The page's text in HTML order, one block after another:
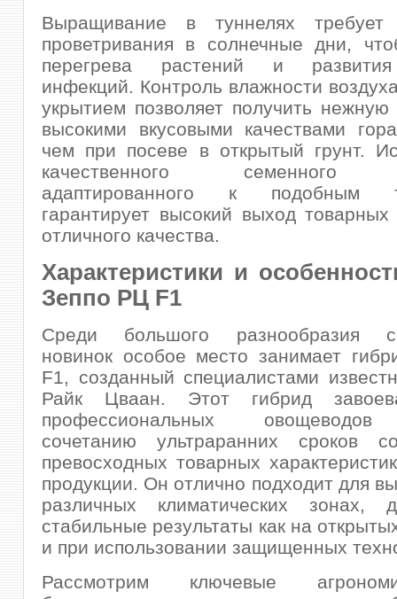
Выращивание в туннелях требует
проветривания в солнечные дни,
перегрева растений и
инфекций. Контроль влажности
укрытием позволяет получить
высокими вкусовыми качествами
чем при посеве в открытый грунт.
качественного семенного
адаптированного к подобным
гарантирует высокий выход товарных
отличного качества.
Характеристики и
Зеппо РЦ F1
Среди большого разнообразия
новинок особое место занимает
F1, созданный специалистами
Райк Цваан. Этот гибрид
профессиональных овощеводов
сочетанию ультраранних сроков
превосходных товарных
продукции. Он отлично подходит для
различных климатических зонах,
стабильные результаты как на
и при использовании защищенных
Рассмотрим ключевые